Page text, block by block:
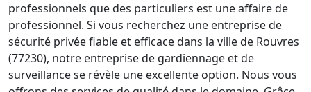
professionnels que des particuliers est une affaire de
professionnel. Si vous recherchez une entreprise de
sécurité privée fiable et efficace dans la ville de Rouvres
(77230), notre entreprise de gardiennage et de
surveillance se révèle une excellente option. Nous vous